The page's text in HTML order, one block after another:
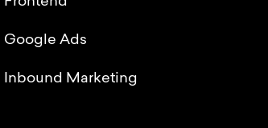
Google Ads
Inbound Marketing